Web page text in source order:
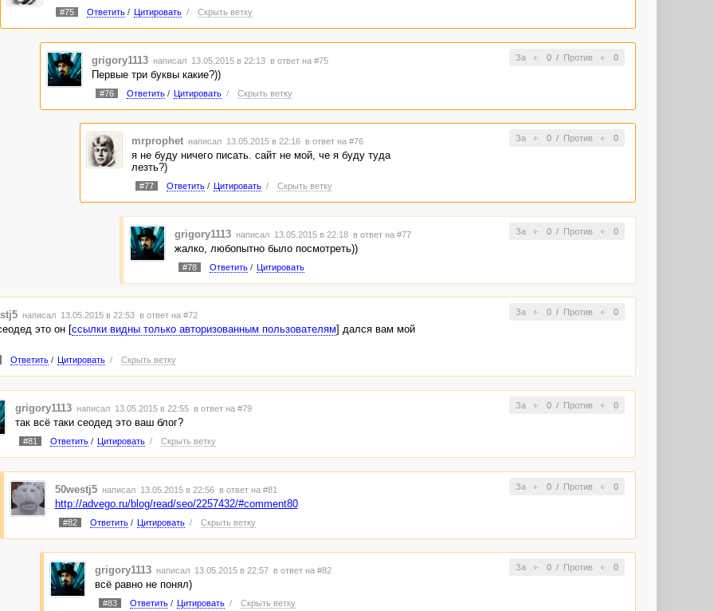
#75 Ответить/ Цитировать / Скрыть ветку
За 0/ Против 0
grigory1113 написал 13.05.2015 в 22:13 в ответ на #75
Первые три буквы какие?))
#76 Ответить/ Цитировать / Скрыть ветку
За 0/ Против 0
mrprophet написал 13.05.2015 в 22:16 в ответ на #76
я не буду ничего писать. сайт не мой, че я буду туда
лезть?)
#77 Ответить/ Цитировать / Скрыть ветку
За 0/ Против 0
grigory1113 написал 13.05.2015 в 22:18 в ответ на #77
жалко, любопытно было посмотреть))
#78 Ответить/ Цитировать
За 0/ Против 0
написал 13.05.2015 в 22:53 в ответ на #72
это он [ссылки видны только авторизованным пользователям] дался вам мой
Ответить/ Цитировать / Скрыть ветку
За 0/ Против 0
grigory1113 написал 13.05.2015 в 22:55 в ответ на #79
так всё таки сеодед это ваш блог?
#81 Ответить/ Цитировать / Скрыть ветку
За 0/ Против 0
50westj5 написал 13.05.2015 в 22:56 в ответ на #81
http://advego.ru/blog/read/seo/2257432/#comment80
#82 Ответить/ Цитировать / Скрыть ветку
За 0/ Против 0
grigory1113 написал 13.05.2015 в 22:57 в ответ на #82
всё равно не понял)
#83 Ответить/ Цитировать / Скрыть ветку